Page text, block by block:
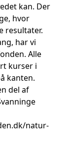
kan. Der
hvor
resultater.
har vi
Alle
kurser i
kanten.
del af
natur-